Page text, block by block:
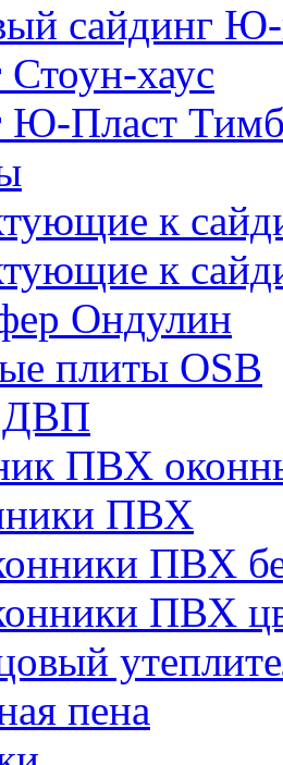
сайдинг Ю-
хаус
Ю-Пласт
к
к
Ондулин
плиты OSB
ПВХ
ПВХ
ПВХ
ПВХ
пена